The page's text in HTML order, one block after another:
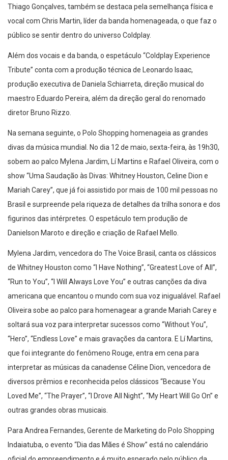
Thiago Gonçalves, também se destaca pela semelhança física e
vocal com Chris Martin, líder da banda homenageada, o que faz o
público se sentir dentro do universo Coldplay.
Além dos vocais e da banda, o espetáculo “Coldplay Experience
Tribute” conta com a produção técnica de Leonardo Isaac,
produção executiva de Daniela Schiarreta, direção musical do
maestro Eduardo Pereira, além da direção geral do renomado
diretor Bruno Rizzo.
Na semana seguinte, o Polo Shopping homenageia as grandes
divas da música mundial. No dia 12 de maio, sexta-feira, às 19h30,
sobem ao palco Mylena Jardim, Lí Martins e Rafael Oliveira, com o
show “Uma Saudação às Divas: Whitney Houston, Celine Dion e
Mariah Carey”, que já foi assistido por mais de 100 mil pessoas no
Brasil e surpreende pela riqueza de detalhes da trilha sonora e dos
figurinos das intérpretes. O espetáculo tem produção de
Danielson Maroto e direção e criação de Rafael Mello.
Mylena Jardim, vencedora do The Voice Brasil, canta os clássicos
de Whitney Houston como “I Have Nothing”, “Greatest Love of All”,
“Run to You”, “I Will Always Love You” e outras canções da diva
americana que encantou o mundo com sua voz inigualável. Rafael
Oliveira sobe ao palco para homenagear a grande Mariah Carey e
soltará sua voz para interpretar sucessos como “Without You”,
“Hero”, “Endless Love” e mais gravações da cantora. E Lí Martins,
que foi integrante do fenômeno Rouge, entra em cena para
interpretar as músicas da canadense Céline Dion, vencedora de
diversos prêmios e reconhecida pelos clássicos “Because You
Loved Me”, “The Prayer”, “I Drove All Night”, “My Heart Will Go On” e
outras grandes obras musicais.
Para Andrea Fernandes, Gerente de Marketing do Polo Shopping
Indaiatuba, o evento “Dia das Mães é Show” está no calendário